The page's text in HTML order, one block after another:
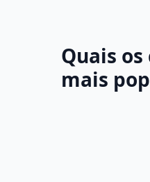
Quais os
mais